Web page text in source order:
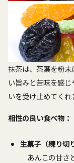
抹茶は、茶葉を粉
い旨みと苦味を感
いを受け止めてくれ
相性の良い食べ物：
生菓子（練り切
あんこの甘さ